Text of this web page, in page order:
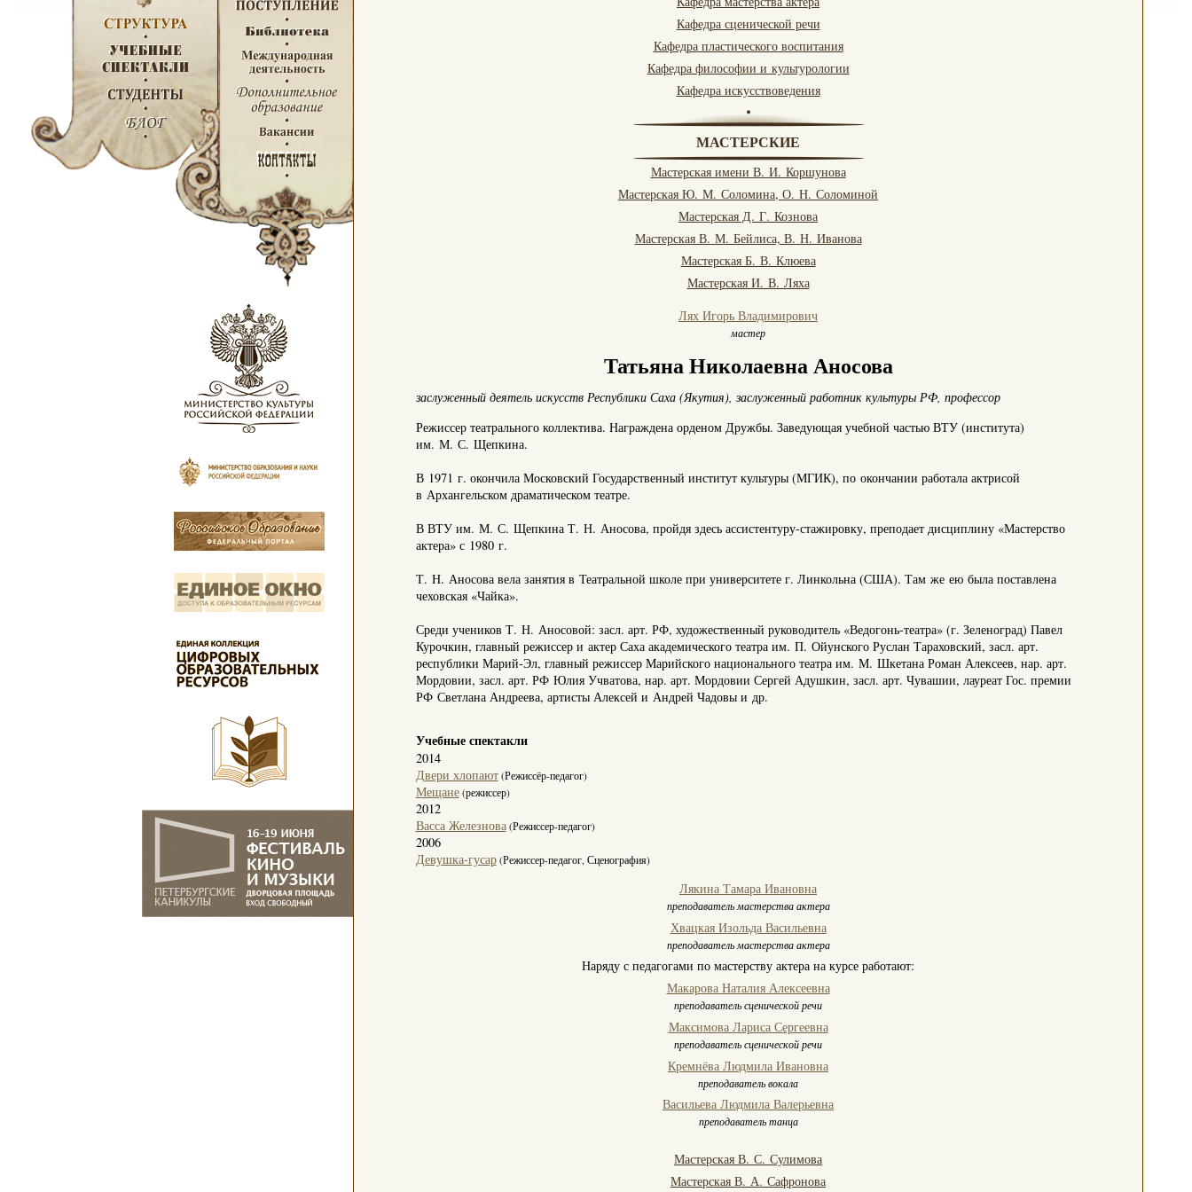
Кафедра сценической речи
Кафедра пластического воспитания
Кафедра философии и культурологии
Кафедра искусствоведения
МАСТЕРСКИЕ
Мастерская имени В. И. Коршунова
Мастерская Ю. М. Соломина, О. Н. Соломиной
Мастерская Д. Г. Кознова
Мастерская В. М. Бейлиса, В. Н. Иванова
Мастерская Б. В. Клюева
Мастерская И. В. Ляха
Лях Игорь Владимирович
мастер
Татьяна Николаевна Аносова
заслуженный деятель искусств Республики Саха (Якутия), заслуженный работник культуры РФ, профессор
Режиссер театрального коллектива. Награждена орденом Дружбы. Заведующая учебной частью ВТУ (института)
им. М. С. Щепкина.
В 1971 г. окончила Московский Государственный институт культуры (МГИК), по окончании работала актрисой
в Архангельском драматическом театре.
В ВТУ им. М. С. Щепкина Т. Н. Аносова, пройдя здесь ассистентуру-стажировку, преподает дисциплину «Мастерство
актера» с 1980 г.
Т. Н. Аносова вела занятия в Театральной школе при университете г. Линкольна (США). Там же ею была поставлена
чеховская «Чайка».
Среди учеников Т. Н. Аносовой: засл. арт. РФ, художественный руководитель «Ведогонь-театра» (г. Зеленоград) Павел
Курочкин, главный режиссер и актер Саха академического театра им. П. Ойунского Руслан Тараховский, засл. арт.
республики Марий-Эл, главный режиссер Марийского национального театра им. М. Шкетана Роман Алексеев, нар. арт.
Мордовии, засл. арт. РФ Юлия Учватова, нар. арт. Мордовии Сергей Адушкин, засл. арт. Чувашии, лауреат Гос. премии
РФ Светлана Андреева, артисты Алексей и Андрей Чадовы и др.
Учебные спектакли
2014
Двери хлопают(Режиссёр-педагог)
Мещане(режиссер)
2012
Васса Железнова(Режиссер-педагог)
2006
Девушка-гусар(Режиссер-педагог, Сценография)
Лякина Тамара Ивановна
преподаватель мастерства актера
Хвацкая Изольда Васильевна
преподаватель мастерства актера
Наряду с педагогами по мастерству актера на курсе работают:
Макарова Наталия Алексеевна
преподаватель сценической речи
Максимова Лариса Сергеевна
преподаватель сценической речи
Кремнёва Людмила Ивановна
преподаватель вокала
Васильева Людмила Валерьевна
преподаватель танца
Мастерская В. С. Сулимова
Мастерская В. А. Сафронова